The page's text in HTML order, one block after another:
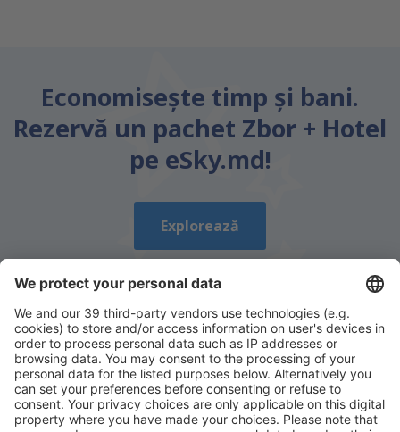
Conține informații incorecte
Nu acoperă complet subiectul
Economiseşte timp și bani.
Rezervă un pachet Zbor + Hotel
pe eSky.md!
Explorează
Descarcă aplicația noastrăși organizează-ţi